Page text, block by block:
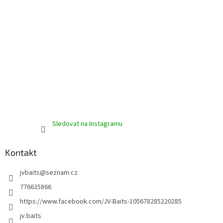
Sledovat na Instagramu
Kontakt
jvbaits@seznam.cz
776635866
https://www.facebook.com/JV-Baits-105678285220285
jv.baits